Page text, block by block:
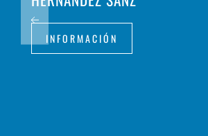
INFORMACIÓN